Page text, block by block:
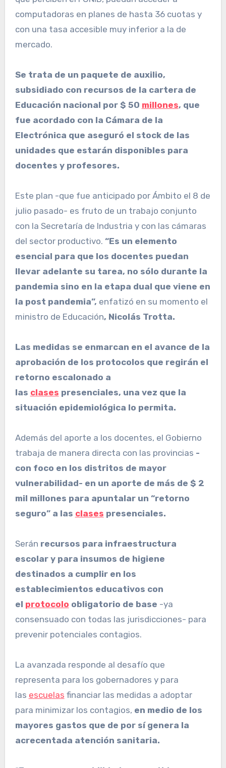
computadoras en planes de hasta 36 cuotas y
con una tasa accesible muy inferior a la de
mercado.
Se trata de un paquete de auxilio,
subsidiado con recursos de la cartera de
Educación nacional por $ 50 millones, que
fue acordado con la Cámara de la
Electrónica que aseguró el stock de las
unidades que estarán disponibles para
docentes y profesores.
Este plan -que fue anticipado por Ámbito el 8 de
julio pasado- es fruto de un trabajo conjunto
con la Secretaría de Industria y con las cámaras
del sector productivo. “Es un elemento
esencial para que los docentes puedan
llevar adelante su tarea, no sólo durante la
pandemia sino en la etapa dual que viene en
la post pandemia”, enfatizó en su momento el
ministro de Educación, Nicolás Trotta.
Las medidas se enmarcan en el avance de la
aprobación de los protocolos que regirán el
retorno escalonado a
las clases presenciales, una vez que la
situación epidemiológica lo permita.
Además del aporte a los docentes, el Gobierno
trabaja de manera directa con las provincias -
con foco en los distritos de mayor
vulnerabilidad- en un aporte de más de $ 2
mil millones para apuntalar un “retorno
seguro” a las clases presenciales.
Serán recursos para infraestructura
escolar y para insumos de higiene
destinados a cumplir en los
establecimientos educativos con
el protocolo obligatorio de base -ya
consensuado con todas las jurisdicciones- para
prevenir potenciales contagios.
La avanzada responde al desafío que
representa para los gobernadores y para
las escuelas financiar las medidas a adoptar
para minimizar los contagios, en medio de los
mayores gastos que de por sí genera la
acrecentada atención sanitaria.